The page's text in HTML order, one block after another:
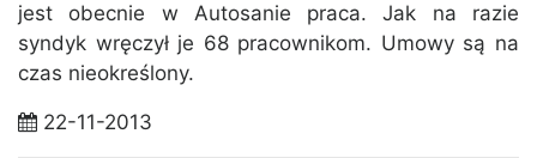
jest obecnie w Autosanie praca. Jak na razie
syndyk wręczył je 68 pracownikom. Umowy są na
czas nieokreślony.
22-11-2013